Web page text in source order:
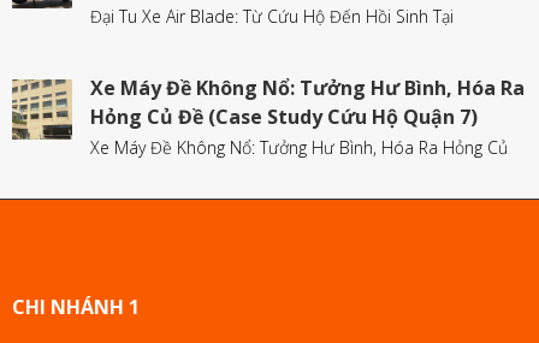
Đại Tu Xe Air Blade: Từ Cứu Hộ Đến Hồi Sinh Tại
Xe Máy Đề Không Nổ: Tưởng Hư Bình, Hóa Ra
Hỏng Củ Đề (Case Study Cứu Hộ Quận 7)
Xe Máy Đề Không Nổ: Tưởng Hư Bình, Hóa Ra Hỏng Củ
CHI NHÁNH 1